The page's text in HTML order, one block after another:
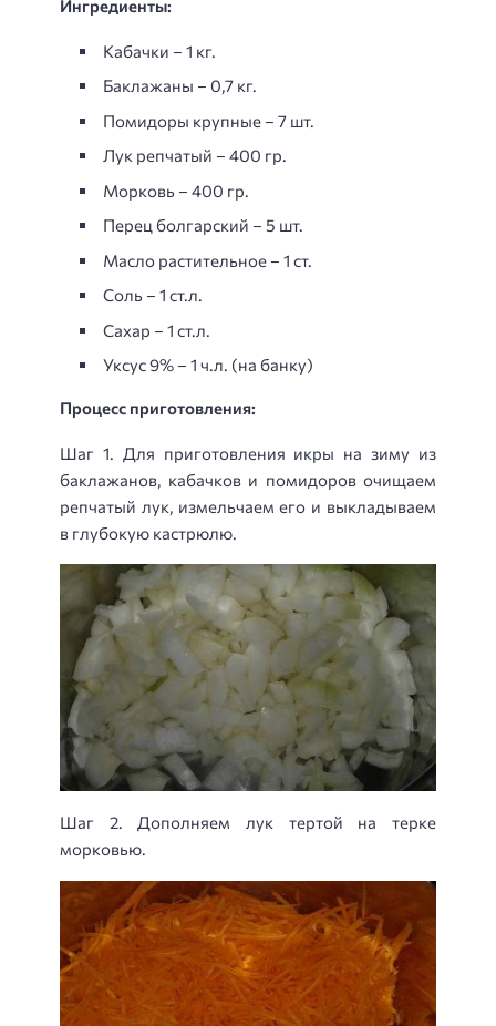
Ингредиенты:
Кабачки – 1 кг.
Баклажаны – 0,7 кг.
Помидоры крупные – 7 шт.
Лук репчатый – 400 гр.
Морковь – 400 гр.
Перец болгарский – 5 шт.
Масло растительное – 1 ст.
Соль – 1 ст.л.
Сахар – 1 ст.л.
Уксус 9% – 1 ч.л. (на банку)
Процесс приготовления:
Шаг 1. Для приготовления икры на зиму из
баклажанов, кабачков и помидоров очищаем
репчатый лук, измельчаем его и выкладываем
в глубокую кастрюлю.
Шаг 2. Дополняем лук тертой на терке
морковью.